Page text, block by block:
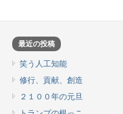
最近の投稿
笑う人工知能
修行、貢献、創造
２１００年の元旦